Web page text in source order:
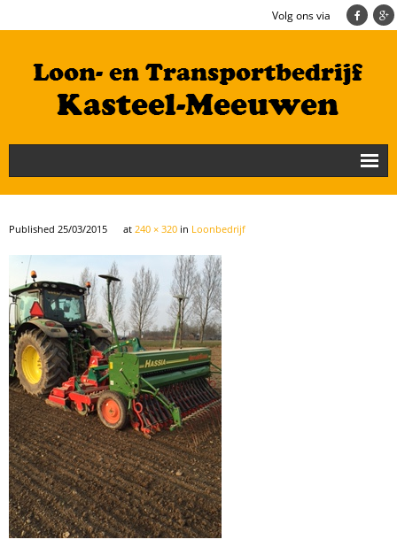
Volg ons via
Nieuws
Loonbedrijf
Transportbedrijf
Cultuurtechniek/Grondwerk
Geschiedenis
Te koop
Mestverwerking
Video’s
Published 25/03/2015 at 240 × 320 in Loonbedrijf